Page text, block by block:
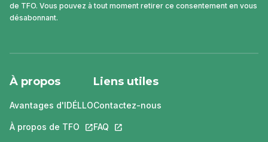
de TFO. Vous pouvez à tout moment retirer ce consentement en vous
désabonnant.
À propos
Avantages d'IDÉLLO
À propos de TFO Ce lien s'ouvrira dans un nouvel onglet.
Liens utiles
Contactez-nous
FAQ Ce lien s'ouvrira dans un nouvel